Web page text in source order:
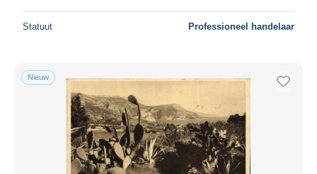
Statuut Professioneel handelaar
Nieuw